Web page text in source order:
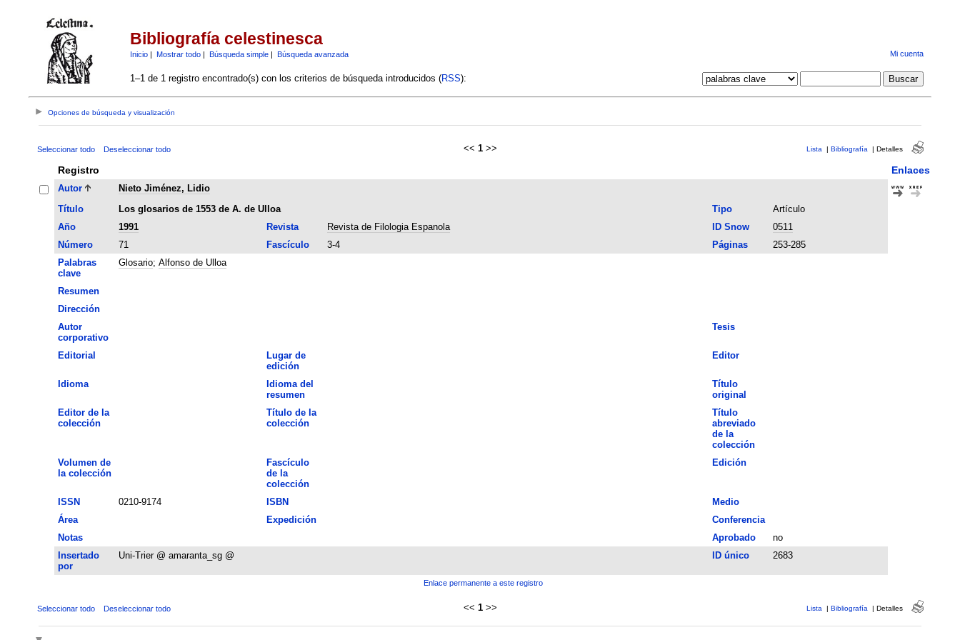
Bibliografía celestinesca
Inicio| Mostrar todo| Búsqueda simple| Búsqueda avanzada Mi cuenta
1–1 de 1 registro encontrado(s) con los criterios de búsqueda introducidos (RSS):
Opciones de búsqueda y visualización
Seleccionar todo Deseleccionar todo << 1 >> Lista | Bibliografía | Detalles
Registro Enlaces
Autor
Nieto Jiménez, Lidio
Título
Los glosarios de 1553 de A. de Ulloa Tipo
Artículo
Año
1991 Revista Revista de Filologia Espanola ID Snow
0511
Número
71 Fascículo 3-4 Páginas
253-285
Palabras
clave
Glosario; Alfonso de Ulloa
Resumen
Dirección
Autor
corporativo
Tesis
Editorial
Lugar de
edición
Editor
Idioma
Idioma del
resumen
Título
original
Editor de la
colección
Título de la
colección
Título
abreviado
de la
colección
Volumen de
la colección
Fascículo
de la
colección
Edición
ISSN 0210-9174 ISBN
Medio
Área
Expedición
Conferencia
Notas
Aprobado
no
Insertado
por
Uni-Trier @ amaranta_sg @ ID único 2683
Enlace permanente a este registro
Seleccionar todo Deseleccionar todo << 1 >> Lista | Bibliografía | Detalles